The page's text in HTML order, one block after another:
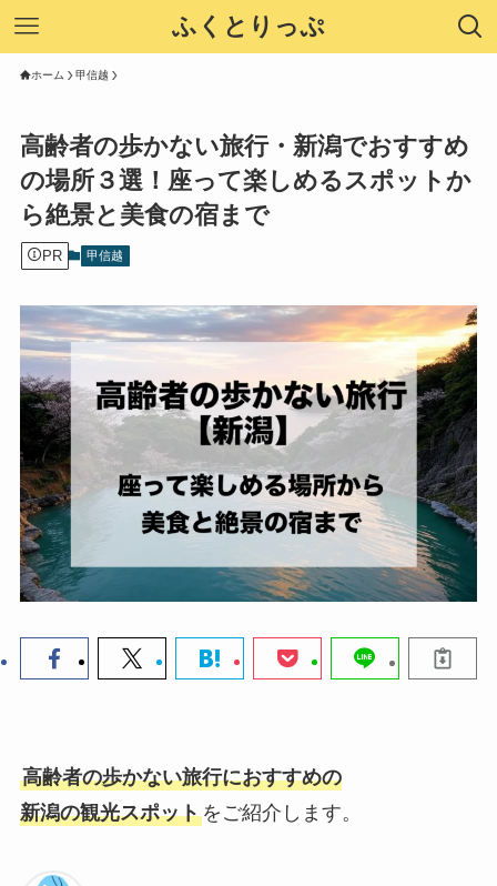
ふくとりっぷ
ホーム 甲信越
高齢者の歩かない旅行・新潟でおすすめ
の場所３選！座って楽しめるスポットか
ら絶景と美食の宿まで
PR 甲信越
高齢者の歩かない旅行におすすめの
新潟の観光スポットをご紹介します。